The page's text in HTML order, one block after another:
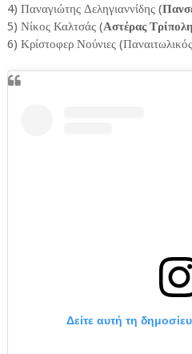
4) Παναγιώτης Δεληγιαννίδης (
5) Νίκος Καλτσάς (Αστέρας
6) Κρίστοφερ Νούνιες
Δείτε αυτή τη